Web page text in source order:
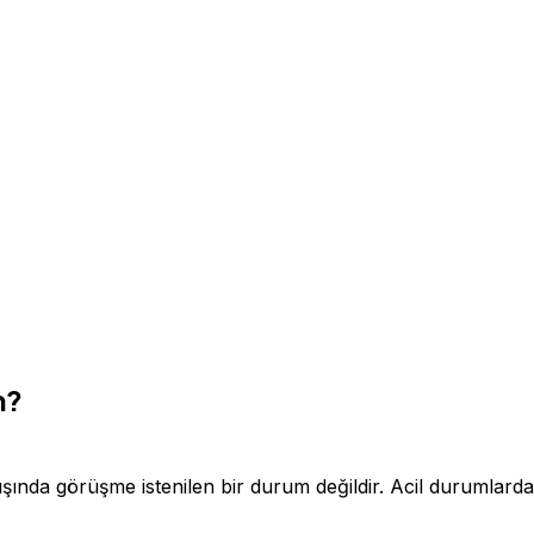
görüşme istenilen bir durum değildir. Acil